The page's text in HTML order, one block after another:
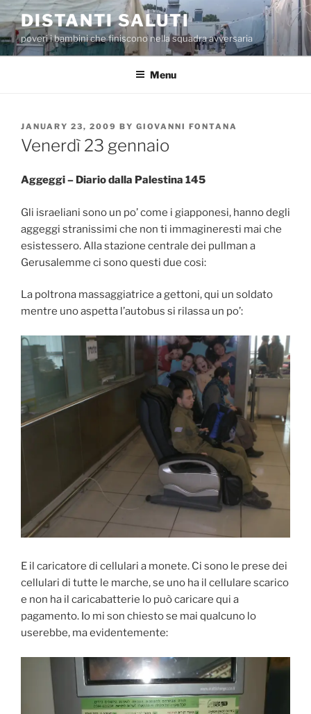
Skip
to
content
DISTANTI SALUTI
poveri i bambini che finiscono nella squadra avversaria
Menu
POSTED
ON
JANUARY 23, 2009 BY GIOVANNI FONTANA
Venerdì 23 gennaio
Aggeggi – Diario dalla Palestina 145
Gli israeliani sono un po’ come i giapponesi, hanno degli
aggeggi stranissimi che non ti immagineresti mai che
esistessero. Alla stazione centrale dei pullman a
Gerusalemme ci sono questi due cosi:
La poltrona massaggiatrice a gettoni, qui un soldato
mentre uno aspetta l’autobus si rilassa un po’:
E il caricatore di cellulari a monete. Ci sono le prese dei
cellulari di tutte le marche, se uno ha il cellulare scarico
e non ha il caricabatterie lo può caricare qui a
pagamento. Io mi son chiesto se mai qualcuno lo
userebbe, ma evidentemente: